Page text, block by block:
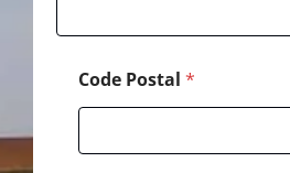
Code Postal *